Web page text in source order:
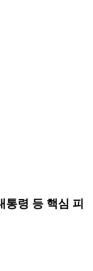
통령 등 핵심 피